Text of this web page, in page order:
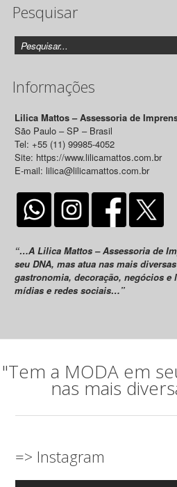
Releases
Pesquisar
Informações
Lilica Mattos – Assessoria de
São Paulo – SP – Brasil
Tel: +55 (11) 99985-4052
Site: https://www.lilicamattos.com.br
E-mail: lilica@lilicamattos.com.br
“…A Lilica Mattos – Assessoria de
seu DNA, mas atua nas mais
gastronomia, decoração, negócios e
mídias e redes sociais…”
"Tem a MODA em
nas mais
=> Instagram